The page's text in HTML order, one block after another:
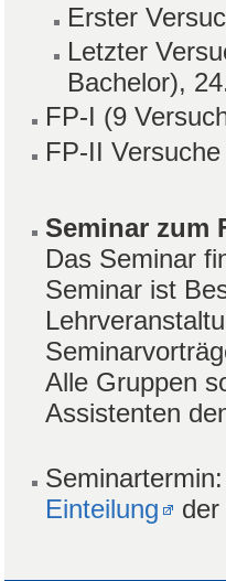
Erster
Letzter
Bachelor),
FP-I (9
FP-II
Seminar zum
Das Seminar
Seminar ist
Alle Gruppen
Assistenten
Einteilung